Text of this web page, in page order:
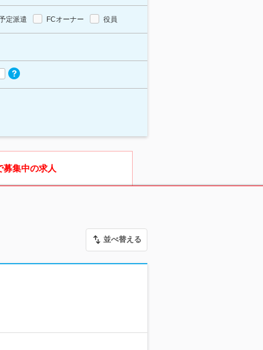
定派遣 FCオーナー 役員
募集中の求人
並べ替える